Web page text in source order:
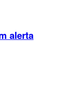
alerta